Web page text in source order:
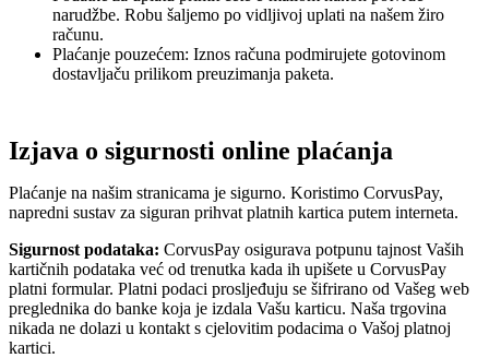
narudžbe. Robu šaljemo po vidljivoj uplati na našem žiro
računu.
Plaćanje pouzećem: Iznos računa podmirujete gotovinom
dostavljaču prilikom preuzimanja paketa.
Izjava o sigurnosti online plaćanja
Plaćanje na našim stranicama je sigurno. Koristimo CorvusPay,
napredni sustav za siguran prihvat platnih kartica putem interneta.
Sigurnost podataka: CorvusPay osigurava potpunu tajnost Vaših
kartičnih podataka već od trenutka kada ih upišete u CorvusPay
platni formular. Platni podaci prosljeđuju se šifrirano od Vašeg web
preglednika do banke koja je izdala Vašu karticu. Naša trgovina
nikada ne dolazi u kontakt s cjelovitim podacima o Vašoj platnoj
kartici.